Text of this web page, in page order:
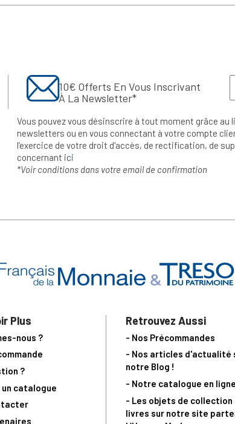
10€ Offerts En Vous Inscrivant
À La Newsletter*
Vous pouvez vous désinscrire à tout moment grâce au
newsletters ou en vous connectant à votre compte
l’exercice de votre droit d'accès, de rectification, de
concernant ici
*Voir conditions dans votre email de confirmation
Plus
nous ?
?
un catalogue
Retrouvez Aussi
- Nos Précommandes
- Nos articles d'actualité
notre Blog !
- Notre catalogue en ligne
- Les objets de collection
livres sur notre site